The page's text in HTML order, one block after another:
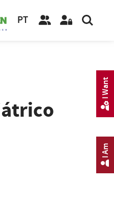
PT
I Am
I Want